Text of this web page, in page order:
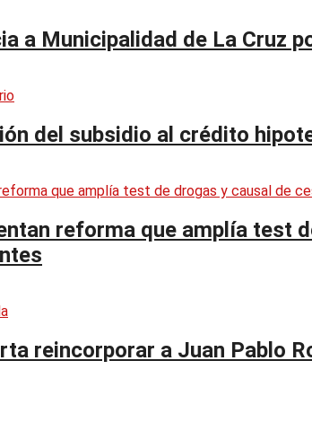
a Municipalidad de La Cruz
del subsidio al crédito
reforma que amplía test
reincorporar a Juan Pablo